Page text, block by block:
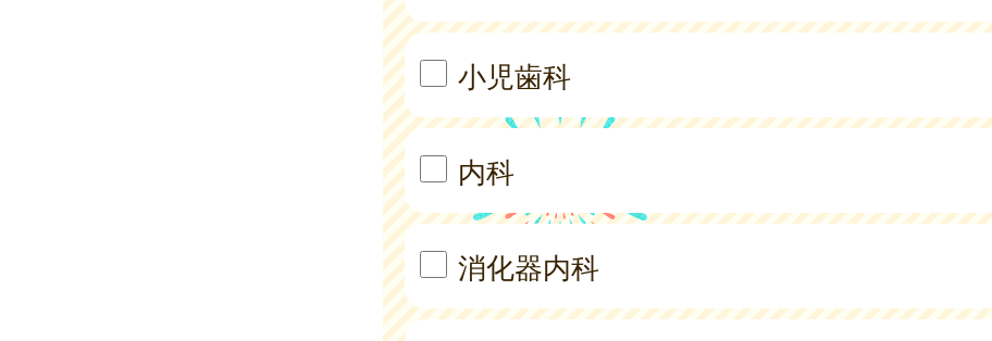
小児歯科
内科
消化器内科